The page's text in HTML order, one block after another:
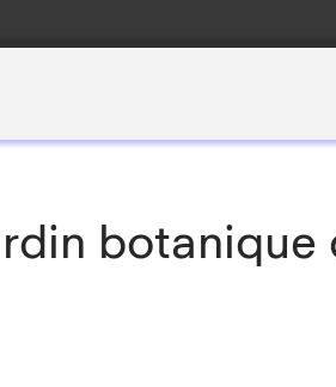
botanique